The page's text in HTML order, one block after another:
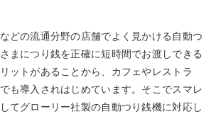
どの流通分野の店舗でよく見かける自動つ
まにつり銭を正確に短時間でお渡しできる
ットがあることから、カフェやレストラ
も導入されはじめています。そこでスマレ
てグローリー社製の自動つり銭機に対応し